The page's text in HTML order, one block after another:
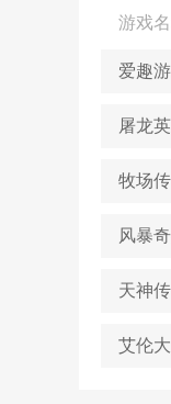
游戏
爱趣
屠龙
牧场
风暴
天神
艾伦